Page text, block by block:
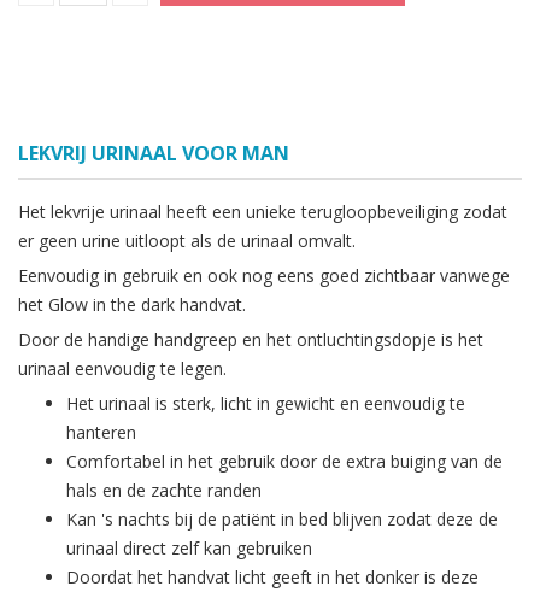
LEKVRIJ URINAAL VOOR MAN
Het lekvrije urinaal heeft een unieke terugloopbeveiliging zodat
er geen urine uitloopt als de urinaal omvalt.
Eenvoudig in gebruik en ook nog eens goed zichtbaar vanwege
het Glow in the dark handvat.
Door de handige handgreep en het ontluchtingsdopje is het
urinaal eenvoudig te legen.
Het urinaal is sterk, licht in gewicht en eenvoudig te
hanteren
Comfortabel in het gebruik door de extra buiging van de
hals en de zachte randen
Kan 's nachts bij de patiënt in bed blijven zodat deze de
urinaal direct zelf kan gebruiken
Doordat het handvat licht geeft in het donker is deze